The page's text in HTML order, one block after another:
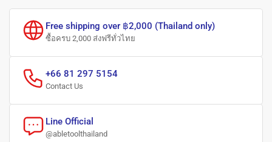
Free shipping over ฿2,000 (Thailand only)
ซื้อครบ 2,000 ส่งฟรีทั่วไทย
+66 81 297 5154
Contact Us
Line Official
@abletoolthailand